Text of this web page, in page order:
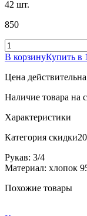
42 шт.
850
В корзинуКупить в
Цена
Наличие товара на
Характеристики
Категория скидки
Рукав: 3/4
Материал: хлопок
Похожие товары